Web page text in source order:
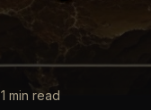
1 min read